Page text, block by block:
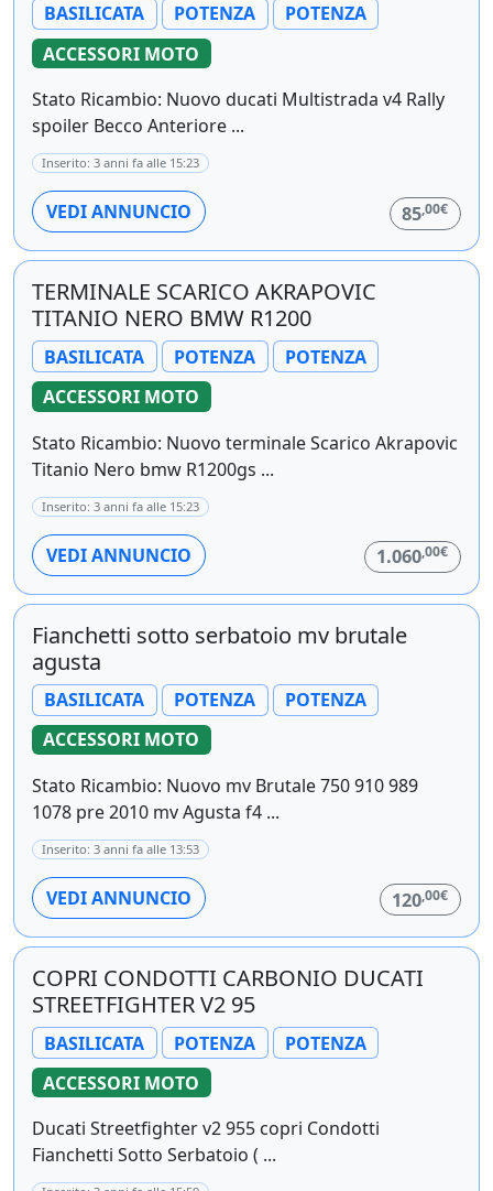
BASILICATA POTENZA
POTENZA
ACCESSORI MOTO
Stato Ricambio: Nuovo ducati Multistrada v4 Rally
spoiler Becco Anteriore ...
Inserito: 3 anni fa alle 15:23
VEDI ANNUNCIO 85,00€
TERMINALE SCARICO AKRAPOVIC
TITANIO NERO BMW R1200
BASILICATA POTENZA
POTENZA
ACCESSORI MOTO
Stato Ricambio: Nuovo terminale Scarico Akrapovic
Titanio Nero bmw R1200gs ...
Inserito: 3 anni fa alle 15:23
VEDI ANNUNCIO 1.060,00€
Fianchetti sotto serbatoio mv brutale
agusta
BASILICATA POTENZA
POTENZA
ACCESSORI MOTO
Stato Ricambio: Nuovo mv Brutale 750 910 989
1078 pre 2010 mv Agusta f4 ...
Inserito: 3 anni fa alle 13:53
VEDI ANNUNCIO 120,00€
COPRI CONDOTTI CARBONIO DUCATI
STREETFIGHTER V2 95
BASILICATA POTENZA
POTENZA
ACCESSORI MOTO
Ducati Streetfighter v2 955 copri Condotti
Fianchetti Sotto Serbatoio ( ...